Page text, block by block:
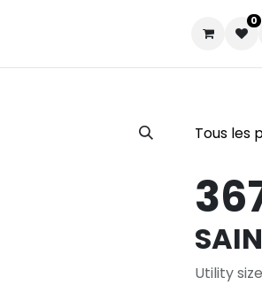
Qui sommes-
0
Tous les
Utility